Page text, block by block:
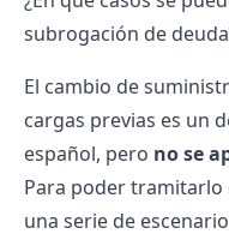
subrogación de
El cambio de
cargas previas es un
español, pero no se
Para poder tramitarlo
una serie de